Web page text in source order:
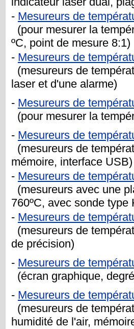
- Mesureurs de
(pour mesurer la
ºC, point de mesure 8:1)
- Mesureurs de
(mesureurs de
laser et d'une alarme)
- Mesureurs de
(pour mesurer la
- Mesureurs de
(mesureurs de
mémoire, interface USB)
- Mesureurs de
(mesureurs avec une
760ºC, avec sonde type
- Mesureurs de
(mesureurs de
de précision)
- Mesureurs de
(écran graphique,
- Mesureurs de
(mesureurs de
humidité de l'air,